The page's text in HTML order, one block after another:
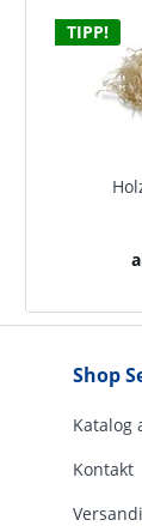
TIPP!
Shop
Katalog
Kontakt